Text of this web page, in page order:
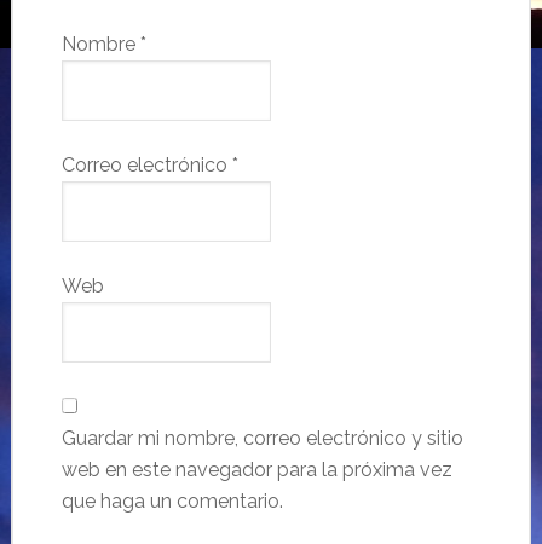
Nombre *
Correo electrónico *
Web
Guardar mi nombre, correo electrónico y sitio
web en este navegador para la próxima vez
que haga un comentario.